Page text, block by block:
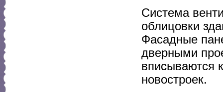
Система
облицовки
Фасадные
дверными
вписываются
новостроек.